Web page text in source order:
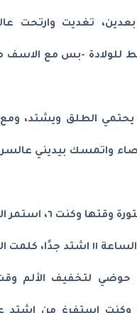
تغديت وارتحت
-بس مع الاسف
٨ او ٩ بدأ يحتمي الطلق
واتمسك بيديني
وكنت ٦، استمر الطلق حامي
كلمت الدولا تجيني
لتخفيف الألم